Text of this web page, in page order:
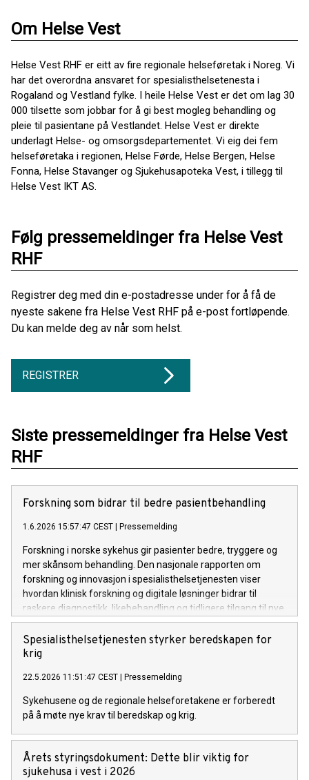
Om Helse Vest
Helse Vest RHF er eitt av fire regionale helseføretak i Noreg. Vi
har det overordna ansvaret for spesialisthelsetenesta i
Rogaland og Vestland fylke. I heile Helse Vest er det om lag 30
000 tilsette som jobbar for å gi best mogleg behandling og
pleie til pasientane på Vestlandet. Helse Vest er direkte
underlagt Helse- og omsorgsdepartementet. Vi eig dei fem
helseføretaka i regionen, Helse Førde, Helse Bergen, Helse
Fonna, Helse Stavanger og Sjukehusapoteka Vest, i tillegg til
Helse Vest IKT AS.
Følg pressemeldinger fra Helse Vest
RHF
Registrer deg med din e-postadresse under for å få de
nyeste sakene fra Helse Vest RHF på e-post fortløpende.
Du kan melde deg av når som helst.
REGISTRER
Siste pressemeldinger fra Helse Vest
RHF
Forskning som bidrar til bedre pasientbehandling
1.6.2026 15:57:47 CEST | Pressemelding
Forskning i norske sykehus gir pasienter bedre, tryggere og
mer skånsom behandling. Den nasjonale rapporten om
forskning og innovasjon i spesialisthelsetjenesten viser
hvordan klinisk forskning og digitale løsninger bidrar til
raskere diagnostikk, likebehandling og tidligere tilgang til nye
behandlingsmetoder.
Spesialisthelsetjenesten styrker beredskapen for
krig
22.5.2026 11:51:47 CEST | Pressemelding
Sykehusene og de regionale helseforetakene er forberedt
på å møte nye krav til beredskap og krig.
Årets styringsdokument: Dette blir viktig for
sjukehusa i vest i 2026